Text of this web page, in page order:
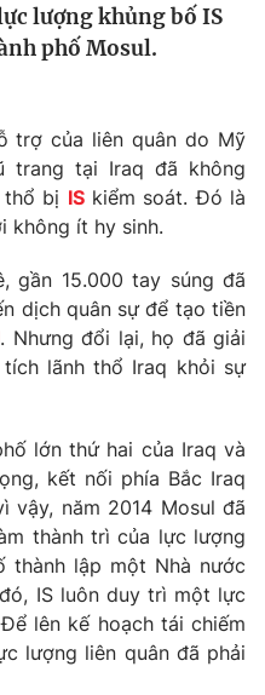
lượng khủng bố IS
phố Mosul.
trợ của liên quân do Mỹ
trang tại Iraq đã không
thổ bị ISkiểm soát. Đó là
không ít hy sinh.
gần 15.000 tay súng đã
dịch quân sự để tạo tiền
. Nhưng đổi lại, họ đã giải
lãnh thổ Iraq khỏi sự
lớn thứ hai của Iraq và
kết nối phía Bắc Iraq
vậy, năm 2014 Mosul đã
thành trì của lực lượng
thành lập một Nhà nước
IS luôn duy trì một lực
lên kế hoạch tái chiếm
lượng liên quân đã phải